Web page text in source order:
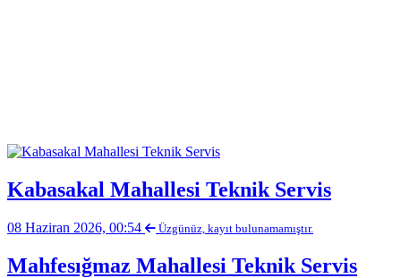
Kabasakal Mahallesi Teknik Servis
08 Haziran 2026, 00:54 Üzgünüz, kayıt bulunamamıştır.
Mahfesığmaz Mahallesi Teknik Servis